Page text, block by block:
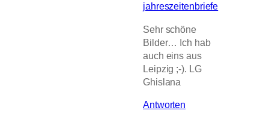
jahreszeitenbriefe
Sehr schöne
Bilder… Ich hab
auch eins aus
Leipzig ;-). LG
Ghislana
Antworten